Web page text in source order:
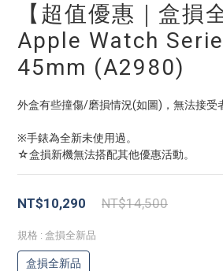
【超值優惠｜盒損
Apple Watch
45mm (A2980)
外盒有些撞傷/磨損情況(如圖)，無法接受
※手錶為全新未使用過。
☆盒損新機無法搭配其他優惠活動。
NT$14,500
NT$10,290
規格 : 盒損全新品
盒損全新品